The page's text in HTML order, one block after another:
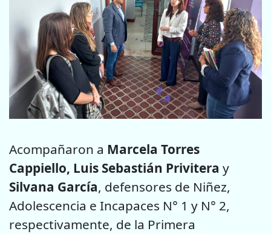
Acompañaron a Marcela Torres
Cappiello, Luis Sebastián Privitera y
Silvana García, defensores de Niñez,
Adolescencia e Incapaces N° 1 y N° 2,
respectivamente, de la Primera